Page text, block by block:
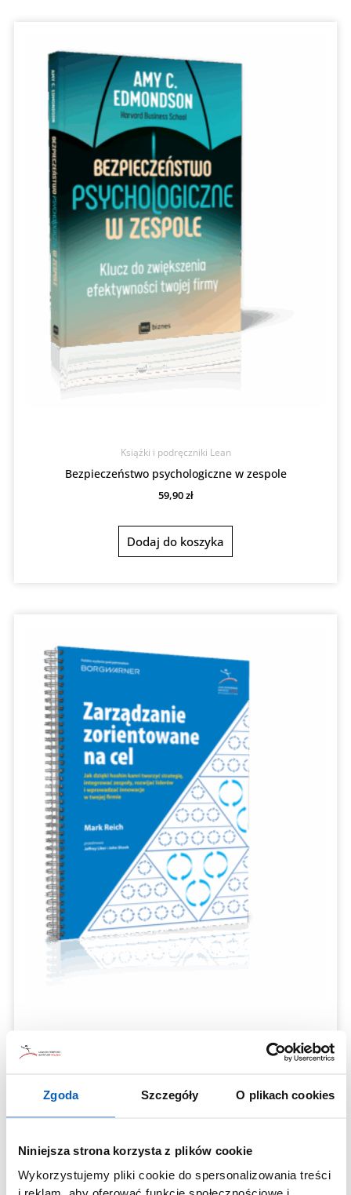
Zgoda Szczegóły O plikach cookies
Niniejsza strona korzysta z plików cookie
Wykorzystujemy pliki cookie do spersonalizowania treści
Książki i podręczniki Lean
Bezpieczeństwo psychologiczne w zespole
59,90zł
Dodaj do koszyka
109,00